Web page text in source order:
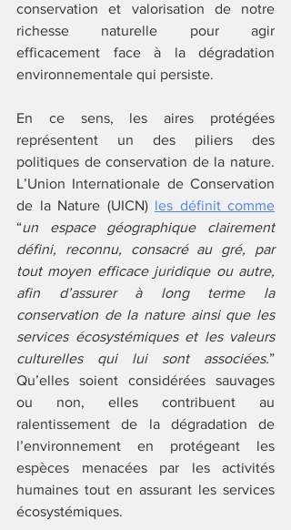
conservation et valorisation de notre
richesse naturelle pour agir
efficacement face à la dégradation
environnementale qui persiste.
En ce sens, les aires protégées
représentent un des piliers des
politiques de conservation de la nature.
L’Union Internationale de Conservation
de la Nature (UICN) les définit comme
“un espace géographique clairement
défini, reconnu, consacré au gré, par
tout moyen efficace juridique ou autre,
afin d’assurer à long terme la
conservation de la nature ainsi que les
services écosystémiques et les valeurs
culturelles qui lui sont associées.”
Qu’elles soient considérées sauvages
ou non, elles contribuent au
ralentissement de la dégradation de
l’environnement en protégeant les
espèces menacées par les activités
humaines tout en assurant les services
écosystémiques.